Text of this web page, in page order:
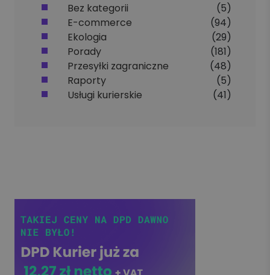
Bez kategorii
(5)
E-commerce
(94)
Ekologia
(29)
Porady
(181)
Przesyłki zagraniczne
(48)
Raporty
(5)
Usługi kurierskie
(41)